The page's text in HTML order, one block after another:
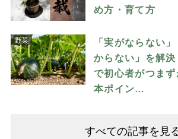
め方・育て方
野菜
「実がならない
からない」を解
で初心者がつま
本ポイン…
すべての記事を見